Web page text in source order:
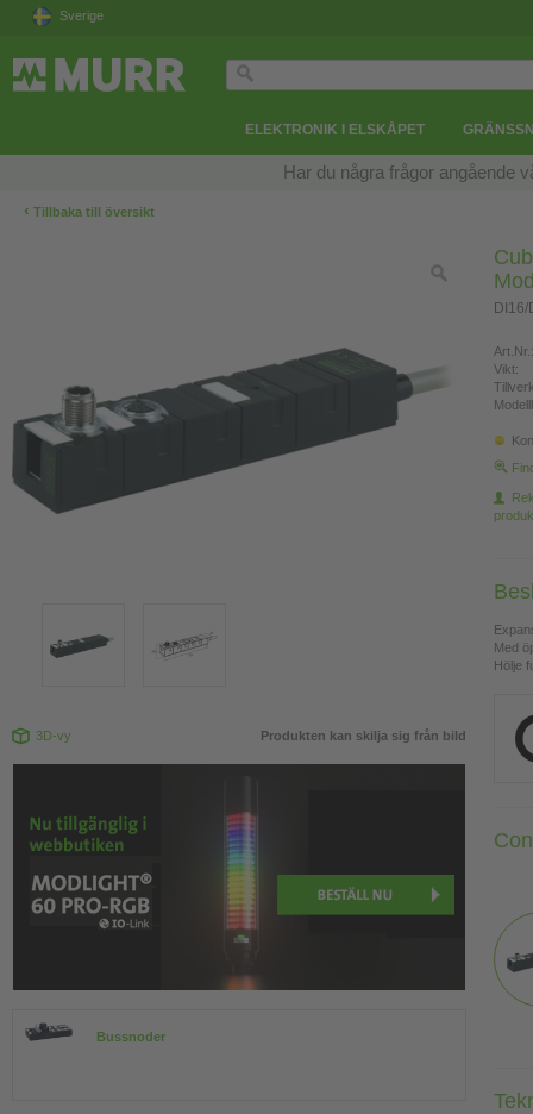
Sverige
ELEKTRONIK I ELSKÅPET
Har du några frågor angående
‹ Tillbaka till översikt
3D-vy Produkten kan skilja sig från bild
Bussnoder
Art.Nr.:
Vikt:
Med
Hölje